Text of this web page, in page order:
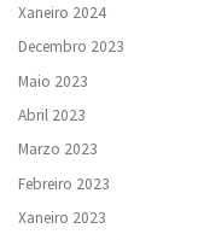
Xaneiro 2024
Decembro 2023
Maio 2023
Abril 2023
Marzo 2023
Febreiro 2023
Xaneiro 2023